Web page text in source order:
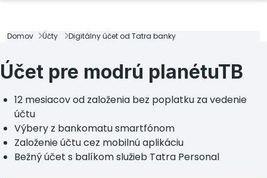
Domov Účty Digitálny účet od Tatra banky
Účet pre modrú planétuTB
12 mesiacov od založenia bez poplatku za vedenie
účtu
Výbery z bankomatu smartfónom
Založenie účtu cez mobilnú aplikáciu
Bežný účet s balíkom služieb Tatra Personal